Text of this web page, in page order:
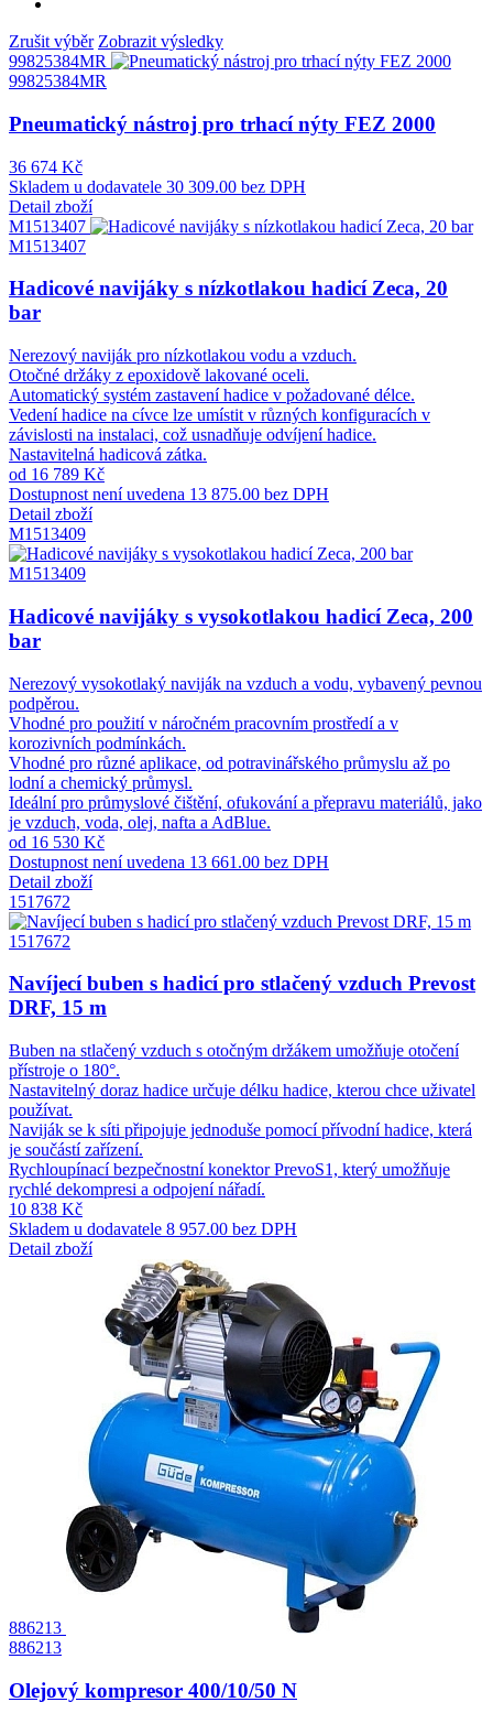
Zrušit výběr Zobrazit výsledky
99825384MR
99825384MR
Pneumatický nástroj pro trhací nýty FEZ 2000
36 674 Kč
Skladem u dodavatele 30 309.00 bez DPH
Detail zboží
M1513407
M1513407
Hadicové navijáky s nízkotlakou hadicí Zeca, 20
bar
Nerezový naviják pro nízkotlakou vodu a vzduch.
Otočné držáky z epoxidově lakované oceli.
Automatický systém zastavení hadice v požadované délce.
Vedení hadice na cívce lze umístit v různých konfiguracích v
závislosti na instalaci, což usnadňuje odvíjení hadice.
Nastavitelná hadicová zátka.
od 16 789 Kč
Dostupnost není uvedena 13 875.00 bez DPH
Detail zboží
M1513409
M1513409
Hadicové navijáky s vysokotlakou hadicí Zeca, 200
bar
Nerezový vysokotlaký naviják na vzduch a vodu, vybavený pevnou
podpěrou.
Vhodné pro použití v náročném pracovním prostředí a v
korozivních podmínkách.
Vhodné pro různé aplikace, od potravinářského průmyslu až po
lodní a chemický průmysl.
Ideální pro průmyslové čištění, ofukování a přepravu materiálů, jako
je vzduch, voda, olej, nafta a AdBlue.
od 16 530 Kč
Dostupnost není uvedena 13 661.00 bez DPH
Detail zboží
1517672
1517672
Navíjecí buben s hadicí pro stlačený vzduch Prevost
DRF, 15 m
Buben na stlačený vzduch s otočným držákem umožňuje otočení
přístroje o 180°.
Nastavitelný doraz hadice určuje délku hadice, kterou chce uživatel
používat.
Naviják se k síti připojuje jednoduše pomocí přívodní hadice, která
je součástí zařízení.
Rychloupínací bezpečnostní konektor PrevoS1, který umožňuje
rychlé dekompresi a odpojení nářadí.
10 838 Kč
Skladem u dodavatele 8 957.00 bez DPH
Detail zboží
886213
886213
Olejový kompresor 400/10/50 N